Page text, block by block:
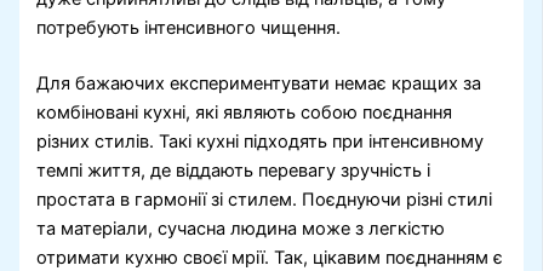
потребують інтенсивного чищення.
Для бажаючих експериментувати немає кращих за
комбіновані кухні, які являють собою поєднання
різних стилів. Такі кухні підходять при інтенсивному
темпі життя, де віддають перевагу зручність і
простата в гармонії зі стилем. Поєднуючи різні стилі
та матеріали, сучасна людина може з легкістю
отримати кухню своєї мрії. Так, цікавим поєднанням є